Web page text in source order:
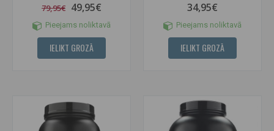
79,95€ 49,95€
Pieejams noliktavā
IELIKT GROZĀ
34,95€
Pieejams noliktavā
IELIKT GROZĀ